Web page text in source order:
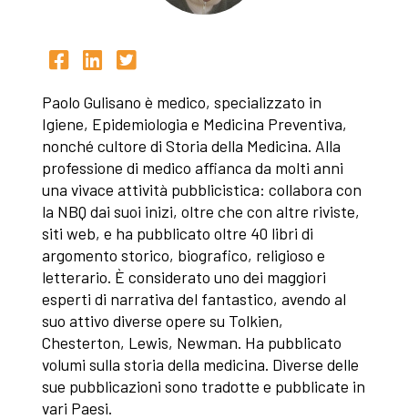
Paolo Gulisano è medico, specializzato in
Igiene, Epidemiologia e Medicina Preventiva,
nonché cultore di Storia della Medicina. Alla
professione di medico affianca da molti anni
una vivace attività pubblicistica: collabora con
la NBQ dai suoi inizi, oltre che con altre riviste,
siti web, e ha pubblicato oltre 40 libri di
argomento storico, biografico, religioso e
letterario. È considerato uno dei maggiori
esperti di narrativa del fantastico, avendo al
suo attivo diverse opere su Tolkien,
Chesterton, Lewis, Newman. Ha pubblicato
volumi sulla storia della medicina. Diverse delle
sue pubblicazioni sono tradotte e pubblicate in
vari Paesi.